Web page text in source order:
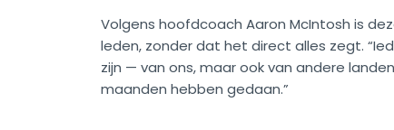
Volgens hoofdcoach Aaron McIntosh is
leden, zonder dat het direct alles zegt.
zijn — van ons, maar ook van andere
maanden hebben gedaan.”